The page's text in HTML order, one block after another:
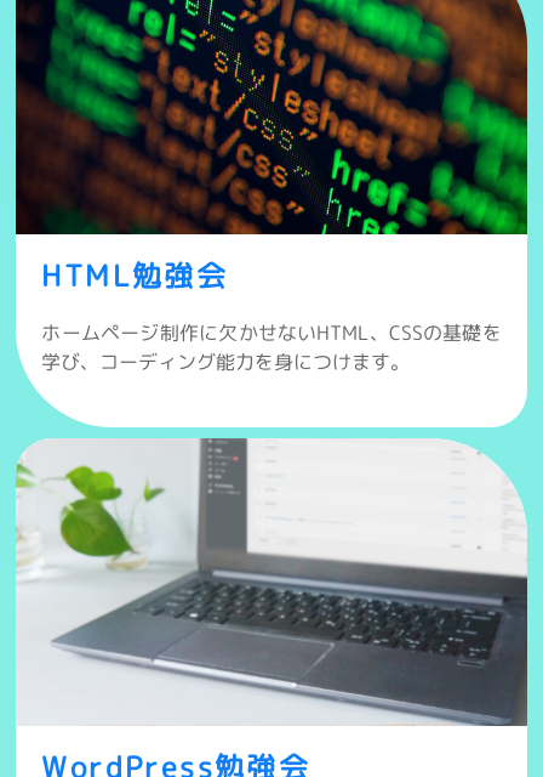
HTML勉強会
ホームページ制作に欠かせないHTML、CSSの基礎を
学び、コーディング能力を身につけます。
WordPress勉強会